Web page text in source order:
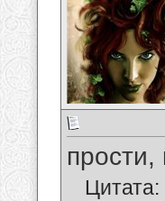
Цитата: